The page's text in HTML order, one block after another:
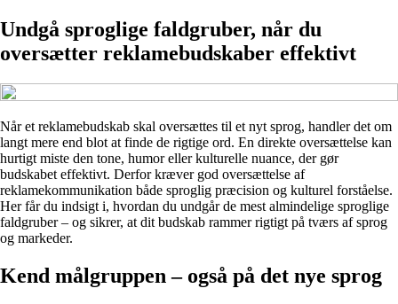
Undgå sproglige faldgruber, når du
oversætter reklamebudskaber effektivt
Når et reklamebudskab skal oversættes til et nyt sprog, handler det om
langt mere end blot at finde de rigtige ord. En direkte oversættelse kan
hurtigt miste den tone, humor eller kulturelle nuance, der gør
budskabet effektivt. Derfor kræver god oversættelse af
reklamekommunikation både sproglig præcision og kulturel forståelse.
Her får du indsigt i, hvordan du undgår de mest almindelige sproglige
faldgruber – og sikrer, at dit budskab rammer rigtigt på tværs af sprog
og markeder.
Kend målgruppen – også på det nye sprog